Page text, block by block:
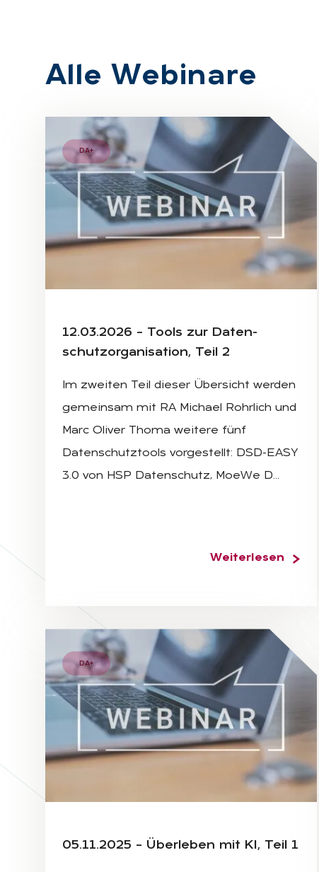
Alle We­bi­na­re
DA+
12.03.2026 – Tools zur Da­ten­
schutz­or­ga­ni­sa­ti­on, Teil 2
Im zweiten Teil dieser Übersicht werden
gemeinsam mit RA Michael Rohrlich und
Marc Oliver Thoma weitere fünf
Datenschutztools vorgestellt: DSD-EASY
3.0 von HSP Datenschutz, MoeWe D…
Weiterlesen
DA+
BUSINESSMAN AND TEAM WORK USING A LAPTOP
05.11.2025 – Über­le­ben mit KI, Teil 1